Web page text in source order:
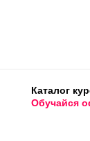
Каталог
Обучайся